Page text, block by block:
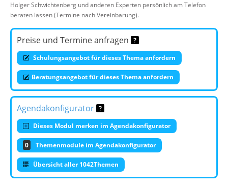
Holger Schwichtenberg und anderen Experten persönlich am Telefon
beraten lassen (Termine nach Vereinbarung).
Preise und Termine anfragen
Schulungsangebot für dieses Thema anfordern
Beratungsangebot für dieses Thema anfordern
Agendakonfigurator
Dieses Modul merken im Agendakonfigurator
0 Themenmodule im Agendakonfigurator
Übersicht aller 1042Themen